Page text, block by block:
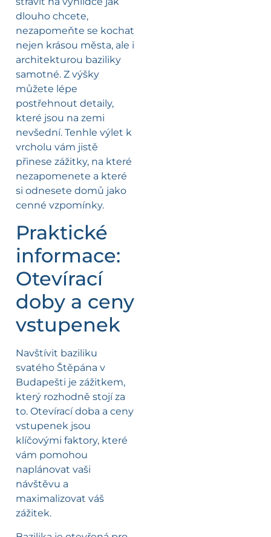
dlouho chcete,
nezapomeňte se kochat
nejen krásou města, ale i
architekturou baziliky
samotné. Z výšky
můžete lépe
postřehnout detaily,
které jsou na zemi
nevšední. Tenhle výlet k
vrcholu vám jistě
přinese zážitky, na které
nezapomenete a které
si odnesete domů jako
cenné vzpomínky.
Praktické
informace:
Otevírací
doby a ceny
vstupenek
Navštívit baziliku
svatého Štěpána v
Budapešti je zážitkem,
který rozhodně stojí za
to. Otevírací doba a ceny
vstupenek jsou
klíčovými faktory, které
vám pomohou
naplánovat vaši
návštěvu a
maximalizovat váš
zážitek.